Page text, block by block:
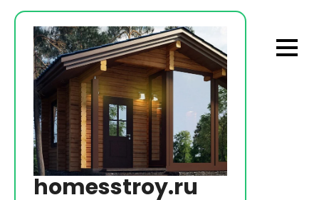
Перейти
содержимому
homesstroy.ru